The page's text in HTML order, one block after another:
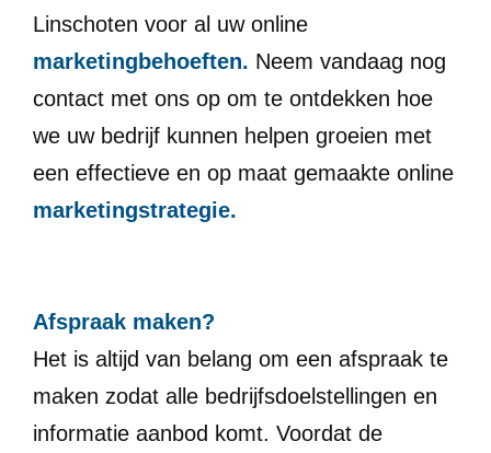
Linschoten voor al uw online
marketingbehoeften. Neem vandaag nog
contact met ons op om te ontdekken hoe
we uw bedrijf kunnen helpen groeien met
een effectieve en op maat gemaakte online
marketingstrategie.
Afspraak maken?
Het is altijd van belang om een afspraak te
maken zodat alle bedrijfsdoelstellingen en
informatie aanbod komt. Voordat de